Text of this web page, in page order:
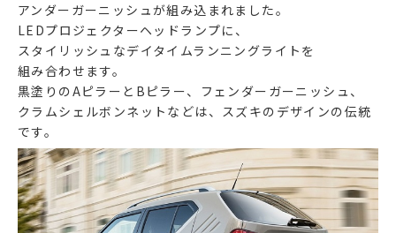
アンダーガーニッシュが組み込まれました。
LEDプロジェクターヘッドランプに、
スタイリッシュなデイタイムランニングライトを
組み合わせます。
黒塗りのAピラーとBピラー、フェンダーガーニッシュ、
クラムシェルボンネットなどは、スズキのデザインの伝統
です。